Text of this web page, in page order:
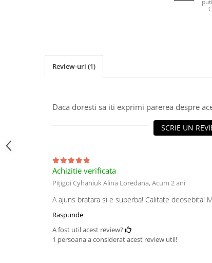
Review-uri (1)
Daca doresti sa iti exprimi parerea despre
SCRIE UN
Achizitie verificata
Pițigoi Cyhaniuk Alina Loredana,Acum 2 ani
A ajuns bratara si e superba! Calitate deosebita!
Raspunde
A fost util acest review?
1 persoana a considerat acest review util!